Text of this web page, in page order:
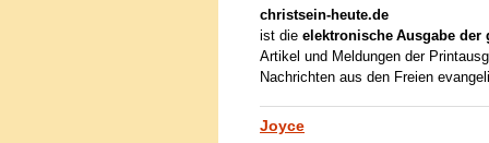
christsein-heute.de
ist die elektronische Ausgabe
Artikel und Meldungen der
Nachrichten aus den Freien
Joyce